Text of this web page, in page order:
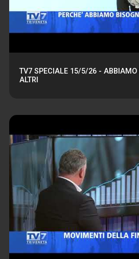
TV7 SPECIALE 15/5/26 - ABBIAMO
ALTRI